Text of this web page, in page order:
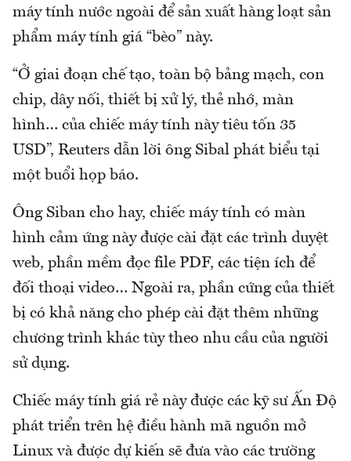
máy tính nước ngoài để sản xuất hàng loạt sản
phẩm máy tính giá “bèo” này.
“Ở giai đoạn chế tạo, toàn bộ bảng mạch, con
chip, dây nối, thiết bị xử lý, thẻ nhớ, màn
hình… của chiếc máy tính này tiêu tốn 35
USD”, Reuters dẫn lời ông Sibal phát biểu tại
một buổi họp báo.
Ông Siban cho hay, chiếc máy tính có màn
hình cảm ứng này được cài đặt các trình duyệt
web, phần mềm đọc file PDF, các tiện ích để
đối thoại video… Ngoài ra, phần cứng của thiết
bị có khả năng cho phép cài đặt thêm những
chương trình khác tùy theo nhu cầu của người
sử dụng.
Chiếc máy tính giá rẻ này được các kỹ sư Ấn Độ
phát triển trên hệ điều hành mã nguồn mở
Linux và được dự kiến sẽ đưa vào các trường